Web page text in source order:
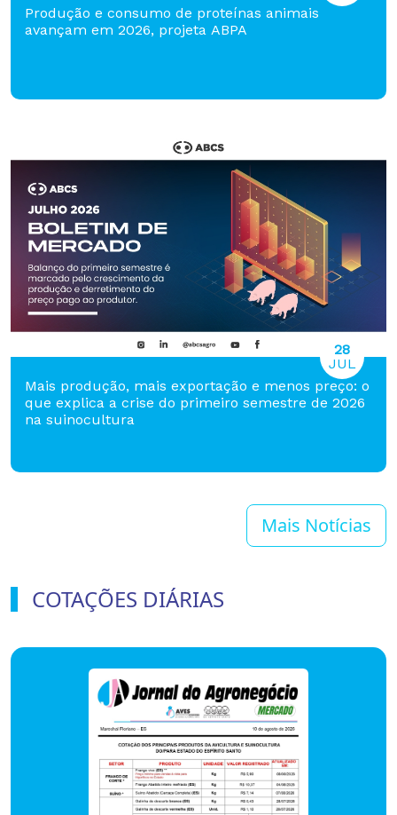
Produção e consumo de proteínas animais
avançam em 2026, projeta ABPA
Mais produção, mais exportação e menos preço: o
que explica a crise do primeiro semestre de 2026
na suinocultura
28
JUL
Mais Notícias
COTAÇÕES DIÁRIAS